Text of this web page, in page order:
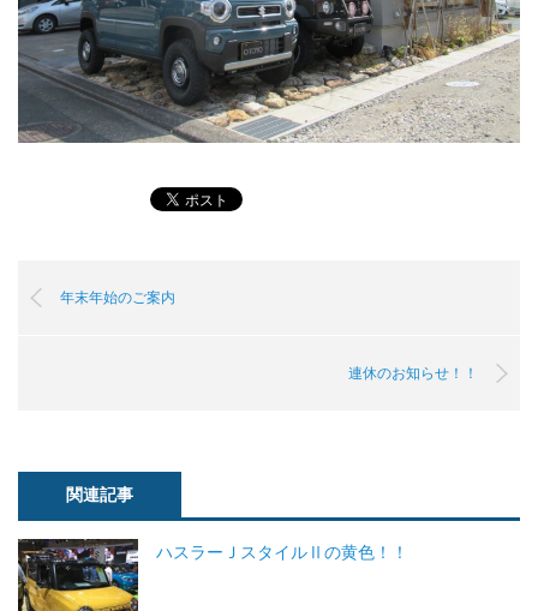
年末年始のご案内
連休のお知らせ！！
関連記事
ハスラーＪスタイルⅡの黄色！！